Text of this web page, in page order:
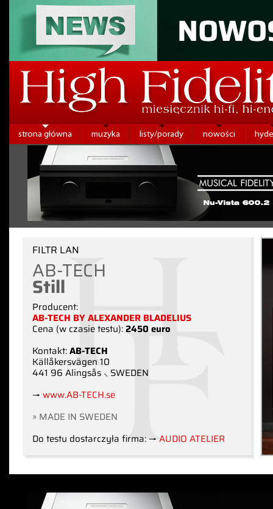
strona główna muzyka listy/porady nowości
FILTR LAN
AB-TECH
Still
Producent:
AB-TECH BY ALEXANDER BLADELIUS
Cena (w czasie testu):2450 euro
Kontakt:AB-TECH
Källåkersvägen 10
441 96 Alingsås ⸜ SWEDEN
→ www.AB-TECH.se
» MADE IN SWEDEN
Do testu dostarczyła firma: →AUDIO ATELIER